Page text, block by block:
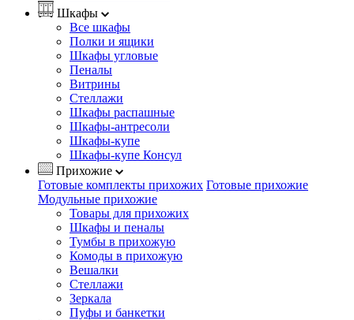
Шкафы
Все шкафы
Полки и ящики
Шкафы угловые
Пеналы
Витрины
Стеллажи
Шкафы распашные
Шкафы-антресоли
Шкафы-купе
Шкафы-купе Консул
Прихожие
Готовые комплекты прихожих Готовые прихожие
Модульные прихожие
Товары для прихожих
Шкафы и пеналы
Тумбы в прихожую
Комоды в прихожую
Вешалки
Стеллажи
Зеркала
Пуфы и банкетки